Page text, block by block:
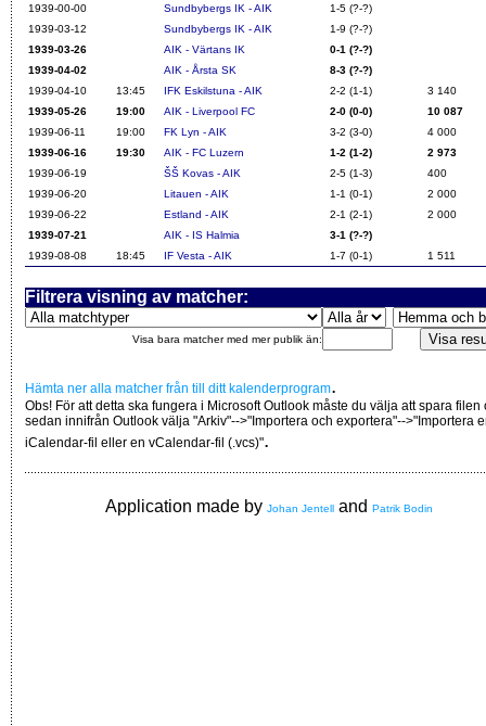
1939-00-00
Sundbybergs IK - AIK
1-5 (?-?)
1939-03-12
Sundbybergs IK - AIK
1-9 (?-?)
1939-03-26
AIK - Värtans IK
0-1 (?-?)
1939-04-02
AIK - Årsta SK
8-3 (?-?)
1939-04-10
13:45 IFK Eskilstuna - AIK 2-2 (1-1)
3 140
1939-05-26
19:00 AIK - Liverpool FC 2-0 (0-0)
10 087
1939-06-11
19:00 FK Lyn - AIK 3-2 (3-0)
4 000
1939-06-16
19:30 AIK - FC Luzern 1-2 (1-2)
2 973
1939-06-19
ŠŠ Kovas - AIK 2-5 (1-3)
400
1939-06-20
Litauen - AIK 1-1 (0-1)
2 000
1939-06-22
Estland - AIK 2-1 (2-1)
2 000
1939-07-21
AIK - IS Halmia
3-1 (?-?)
1939-08-08
18:45 IF Vesta - AIK 1-7 (0-1) 1 511
Filtrera visning av matcher:
Visa bara matcher med mer publik än:
Hämta ner alla matcher från till ditt kalenderprogram.
Obs! För att detta ska fungera i Microsoft Outlook måste du välja att spara filen
sedan innifrån Outlook välja "Arkiv"-->"Importera och exportera"-->"Importera
iCalendar-fil eller en vCalendar-fil (.vcs)".
Application made by Johan Jentell and Patrik Bodin